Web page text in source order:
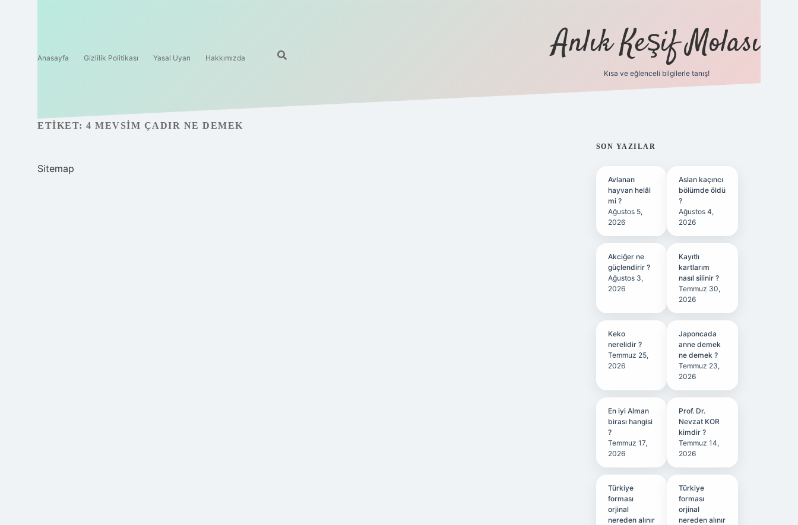
Anasayfa Gizlilik Politikası Yasal Uyarı Hakkımızda Anlık Keşif Molası
Kısa ve eğlenceli bilgilerle tanış!
ETIKET: 4 MEVSIM ÇADIR NE DEMEK
Sitemap
SIDEBAR
SON YAZILAR
Avlanan
hayvan helâl
mi ?
Ağustos 5,
2026
Aslan kaçıncı
bölümde öldü
?
Ağustos 4,
2026
Akciğer ne
güçlendirir ?
Ağustos 3,
2026
Kayıtlı
kartlarım
nasıl silinir ?
Temmuz 30,
2026
Keko
nerelidir ?
Temmuz 25,
2026
Japoncada
anne demek
ne demek ?
Temmuz 23,
2026
En iyi Alman
birası hangisi
?
Temmuz 17,
2026
Prof. Dr.
Nevzat KOR
kimdir ?
Temmuz 14,
2026
Türkiye
forması
orjinal
nereden alınır
Türkiye
forması
orjinal
nereden alınır